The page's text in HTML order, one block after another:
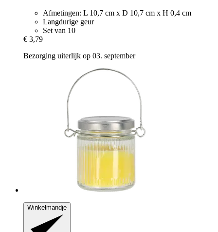
Afmetingen: L 10,7 cm x D 10,7 cm x H 0,4 cm
Langdurige geur
Set van 10
€ 3,79
Bezorging uiterlijk op 03. september
Winkelmandje